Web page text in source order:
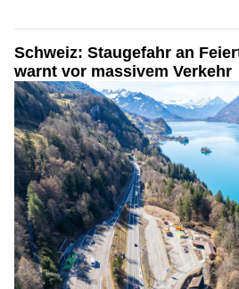
Schweiz: Staugefahr an
warnt vor massivem Verkehr